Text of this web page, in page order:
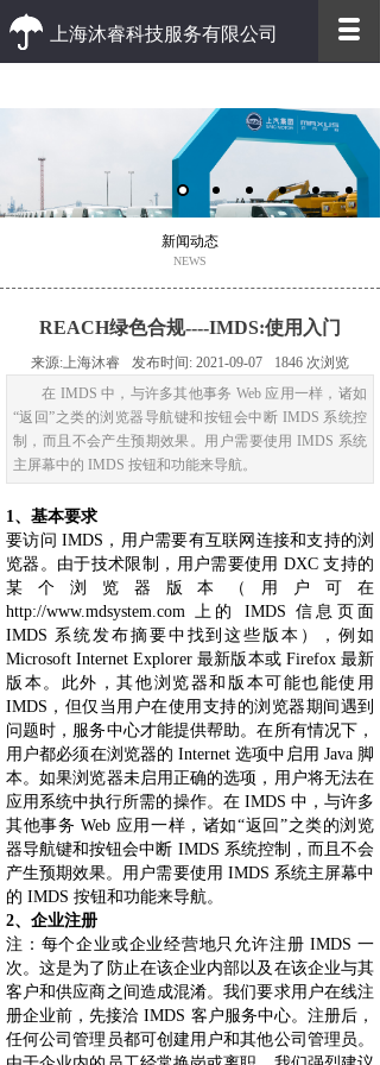
上海沐睿科技服务有限公司
优质的客户服务 高效的办事效率
新闻动态
NEWS
REACH绿色合规----IMDS:使用入门
来源:上海沐睿 发布时间: 2021-09-07 1846 次浏览
在 IMDS 中，与许多其他事务 Web 应用一样，诸如
“返回”之类的浏览器导航键和按钮会中断 IMDS 系统控
制，而且不会产生预期效果。用户需要使用 IMDS 系统
主屏幕中的 IMDS 按钮和功能来导航。
1、基本要求
要访问 IMDS，用户需要有互联网连接和支持的浏
览器。由于技术限制，用户需要使用 DXC 支持的
某个浏览器版本（用户可在
http://www.mdsystem.com 上的 IMDS 信息页面
IMDS 系统发布摘要中找到这些版本），例如
Microsoft Internet Explorer 最新版本或 Firefox 最新
版本。此外，其他浏览器和版本可能也能使用
IMDS，但仅当用户在使用支持的浏览器期间遇到
问题时，服务中心才能提供帮助。在所有情况下，
用户都必须在浏览器的 Internet 选项中启用 Java 脚
本。如果浏览器未启用正确的选项，用户将无法在
应用系统中执行所需的操作。在 IMDS 中，与许多
其他事务 Web 应用一样，诸如“返回”之类的浏览
器导航键和按钮会中断 IMDS 系统控制，而且不会
产生预期效果。用户需要使用 IMDS 系统主屏幕中
的 IMDS 按钮和功能来导航。
2、企业注册
注：每个企业或企业经营地只允许注册 IMDS 一
次。这是为了防止在该企业内部以及在该企业与其
客户和供应商之间造成混淆。我们要求用户在线注
册企业前，先接洽 IMDS 客户服务中心。注册后，
任何公司管理员都可创建用户和其他公司管理员。